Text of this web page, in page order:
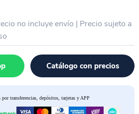
no incluye envío | Precio sujeto a
Catálogo con precios
por transferencias, depósitos, tarjetas y APP